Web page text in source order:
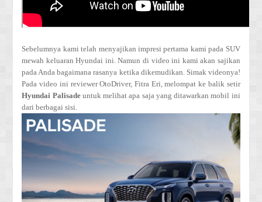
Sebelumnya kami telah menyajikan impresi pertama kami pada SUV
mewah keluaran Hyundai ini. Namun di video ini kami akan sajikan
pada Anda bagaimana rasanya ketika dikemudikan. Simak videonya!
Pada video ini reviewer OtoDriver, Fitra Eri, melompat ke balik setir
Hyundai Palisadeuntuk melihat apa saja yang ditawarkan mobil ini
dari berbagai sisi.